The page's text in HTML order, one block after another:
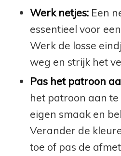
Werk netjes:Een
essentieel voor
Werk de losse
weg en strijk het
Pas het patroon
het patroon aan
eigen smaak en
Verander de
toe of pas de